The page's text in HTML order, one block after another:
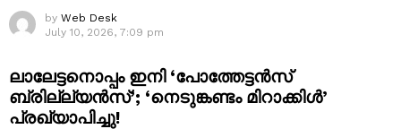
by Web Desk
July 10, 2026, 7:09 pm
ലാലേട്ടനൊപ്പം ഇനി ‘പോത്തേട്ടൻസ്
ബ്രില്ല്യൻസ്’; ‘നെടുങ്കണ്ടം മിറാക്കിൾ’
പ്രഖ്യാപിച്ചു!